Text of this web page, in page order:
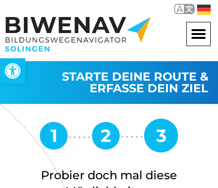
Werkzeugleiste öffnen
STARTE DEINE ROUTE &
ERFASSE DEIN ZIEL
Probier doch mal diese